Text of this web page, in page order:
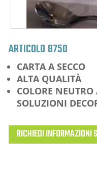
ARTICOLO 8750
CARTA A SECCO
ALTA QUALITÀ
COLORE
SOLUZIONI
RICHIEDI INFORMAZIONI